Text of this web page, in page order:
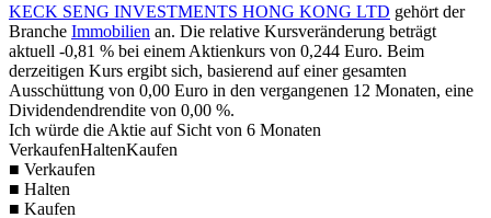
KECK SENG INVESTMENTS HONG KONG LTD gehört der
Branche Immobilien an. Die relative Kursveränderung beträgt
aktuell -0,81 % bei einem Aktienkurs von 0,244 Euro. Beim
derzeitigen Kurs ergibt sich, basierend auf einer gesamten
Ausschüttung von 0,00 Euro in den vergangenen 12 Monaten, eine
Dividendendrendite von 0,00 %.
Ich würde die Aktie auf Sicht von 6 Monaten
VerkaufenHaltenKaufen
■ Verkaufen
■ Halten
■ Kaufen